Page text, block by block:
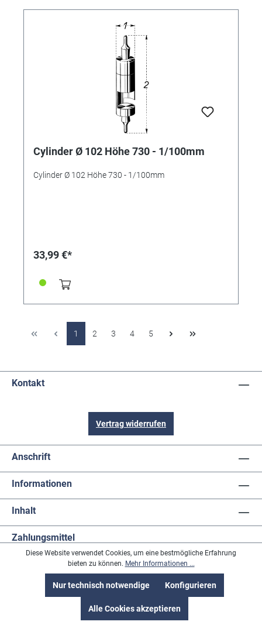
Cylinder Ø 102 Höhe 730 - 1/100mm
Cylinder Ø 102 Höhe 730 - 1/100mm
33,99 €*
1 2 3 4 5
Kontakt
Vertrag widerrufen
Anschrift
Informationen
Inhalt
Zahlungsmittel
Diese Website verwendet Cookies, um eine bestmögliche Erfahrung
bieten zu können. Mehr Informationen ...
Nur technisch notwendige Konfigurieren
Alle Cookies akzeptieren